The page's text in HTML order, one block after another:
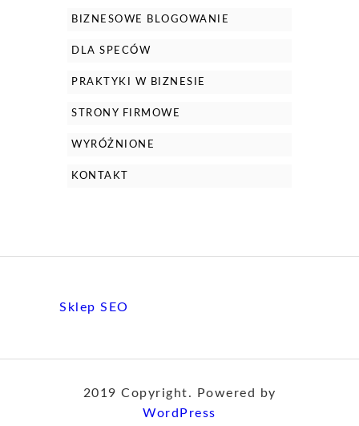
BIZNESOWE BLOGOWANIE
DLA SPECÓW
PRAKTYKI W BIZNESIE
STRONY FIRMOWE
WYRÓŻNIONE
KONTAKT
Sklep SEO
2019 Copyright. Powered by
WordPress